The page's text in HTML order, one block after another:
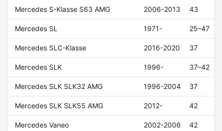
Mercedes S-Klasse S63 AMG 2006-2013 43
Mercedes SL 1971- 25–47
Mercedes SLC-Klasse 2016-2020 37
Mercedes SLK 1996- 37–42
Mercedes SLK SLK32 AMG 1996-2004 37
Mercedes SLK SLK55 AMG 2012- 42
Mercedes Vaneo 2002-2006 42